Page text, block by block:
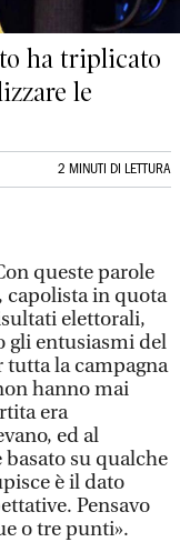
ha triplicato
le
2 MINUTI DI LETTURA
queste parole
capolista in quota
elettorali,
gli entusiasmi del
tutta la campagna
hanno mai
era
ed al
su qualche
è il dato
Pensavo
o tre punti».